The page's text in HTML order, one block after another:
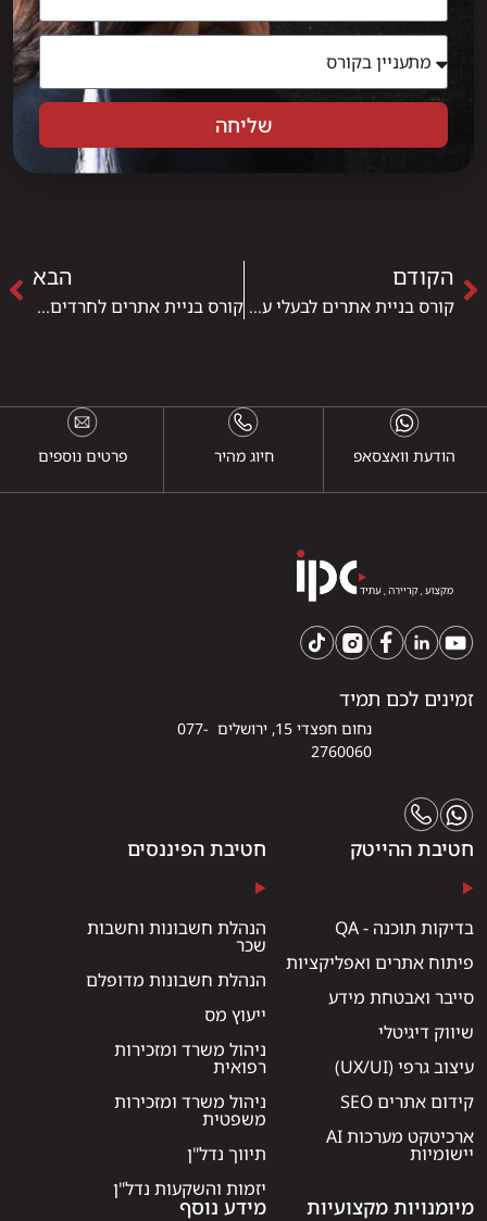
שליחה
הקודם
קורס בניית אתרים לבעלי עסקים: לקחת שליטה על הנכס הדיגיטלי שלכם
הבא
קורס בניית אתרים לחרדים: לימודים אונליין שמתאימים לאורח החיים ולמטרות שלכם
הודעת וואצסאפ חיוג מהיר פרטים נוספים
זמינים לכם תמיד
נחום חפצדי 15, ירושלים 077-
2760060
חטיבת ההייטק
בדיקות תוכנה - QA
פיתוח אתרים ואפליקציות
סייבר ואבטחת מידע
שיווק דיגיטלי
עיצוב גרפי (UX/UI)
קידום אתרים SEO
ארכיטקט מערכות AI
יישומיות
חטיבת הפיננסים
הנהלת חשבונות וחשבות
שכר
הנהלת חשבונות מדופלם
ייעוץ מס
ניהול משרד ומזכירות
רפואית
ניהול משרד ומזכירות
משפטית
תיווך נדל"ן
יזמות והשקעות נדל"ן
מיומנויות מקצועיות מידע נוסף